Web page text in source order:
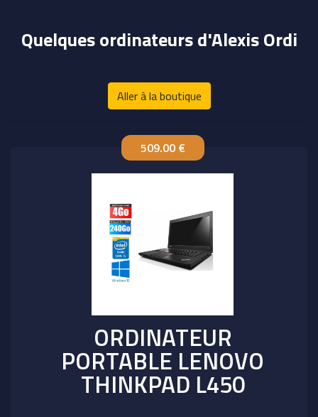
Quelques ordinateurs d'Alexis Ordi
Aller à la boutique
509.00 €
ORDINATEUR
PORTABLE LENOVO
THINKPAD L450